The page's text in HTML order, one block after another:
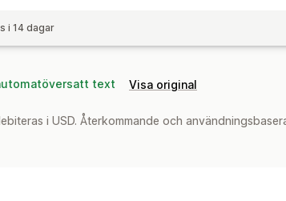
i 14 dagar
text Visa original
i USD. Återkommande och